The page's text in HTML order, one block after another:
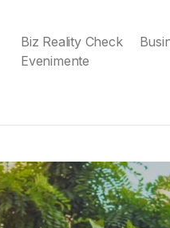
Biz Reality Check
Evenimente